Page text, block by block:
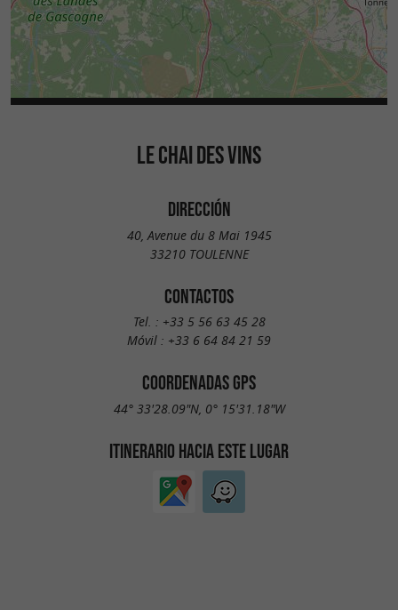
LE CHAI DES VINS
DIRECCIÓN
40, Avenue du 8 Mai 1945
33210 TOULENNE
CONTACTOS
Tel. : +33 5 56 63 45 28
Móvil : +33 6 64 84 21 59
COORDENADAS GPS
44° 33'28.09"N, 0° 15'31.18"W
ITINERARIO HACIA ESTE LUGAR